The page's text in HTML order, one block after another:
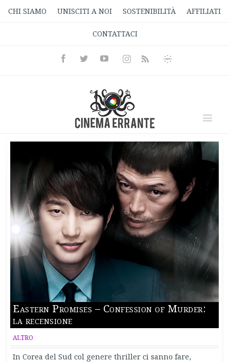
CHI SIAMO UNISCITI A NOI SOSTENIBILITÀ AFFILIATI
CONTATTACI
FacebookTwitterYoutubeInstagramRss
Informativa
Eastern Promises – Confession of Murder:
la recensione
ALTRO
In Corea del Sud col genere thriller ci sanno fare,